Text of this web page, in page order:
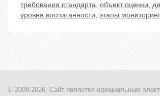
требования стандарта, объект оценки,
уровня воспитанности, этапы
© 2008-2026, Сайт является официальным